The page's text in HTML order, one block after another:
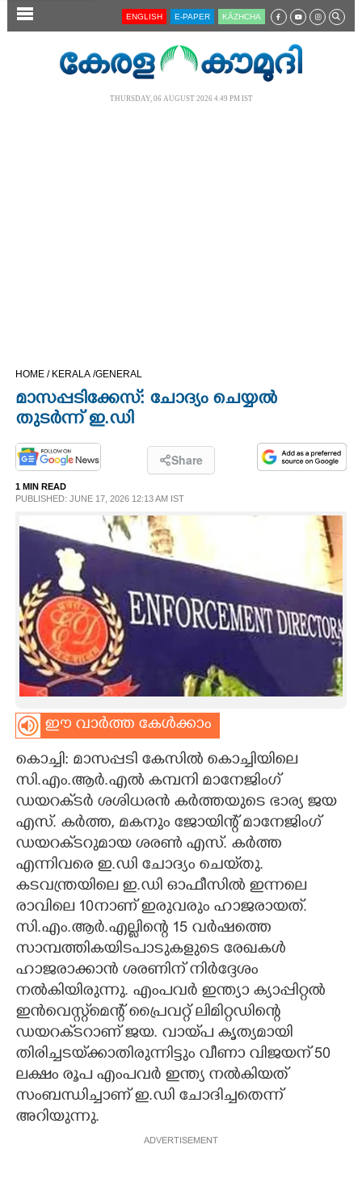
SECTIONS
CINEMA
OPINION
PHOTOS
SPIRITUAL
INFO+
ART
CARTOONS
LITERATURE
ZOOM
CONTACT US
ENGLISH E-PAPER KĀZHCHA
THURSDAY, 06 AUGUST 2026 4.49 PM IST
HOME / KERALA /GENERAL
മാസപ്പടിക്കേസ്: ചോദ്യം ചെയ്യൽ
തുടർന്ന് ഇ.ഡി
Share
1 MIN READ
PUBLISHED: JUNE 17, 2026 12:13 AM IST
ഈ വാർത്ത കേൾക്കാം
കൊച്ചി: മാസപ്പടി കേസിൽ കൊച്ചിയിലെ
സി.എം.ആർ.എൽ കമ്പനി മാനേജിംഗ്
ഡയറക്‌ടർ ശശിധരൻ കർത്തയുടെ ഭാര്യ ജയ
എസ്. കർത്ത, മകനും ജോയിന്റ് മാനേജിംഗ്
ഡയറക്‌ടറുമായ ശരൺ എസ്. കർത്ത
എന്നിവരെ ഇ.ഡി ചോദ്യം ചെയ്‌തു.
കടവന്ത്രയിലെ ഇ.ഡി ഓഫീസിൽ ഇന്നലെ
രാവിലെ 10നാണ് ഇരുവരും ഹാജരായത്.
സി.എം.ആർ.എല്ലിന്റെ 15 വർഷത്തെ
സാമ്പത്തികയിടപാടുകളുടെ രേഖകൾ
ഹാജരാക്കാൻ ശരണിന് നിർദ്ദേശം
നൽകിയിരുന്നു. എംപവർ ഇന്ത്യാ ക്യാപ്പിറ്റൽ
ഇൻവെസ്റ്റ്മെന്റ് പ്രൈവറ്റ് ലിമിറ്റഡിന്റെ
ഡയറക്‌ടറാണ് ജയ. വായ്‌പ കൃത്യമായി
തിരിച്ചടയ്‌ക്കാതിരുന്നിട്ടും വീണാ വിജയന് 50
ലക്ഷം രൂപ എംപവർ ഇന്ത്യ നൽകിയത്
സംബന്ധിച്ചാണ് ഇ.ഡി ചോദിച്ചതെന്ന്
അറിയുന്നു.
ADVERTISEMENT